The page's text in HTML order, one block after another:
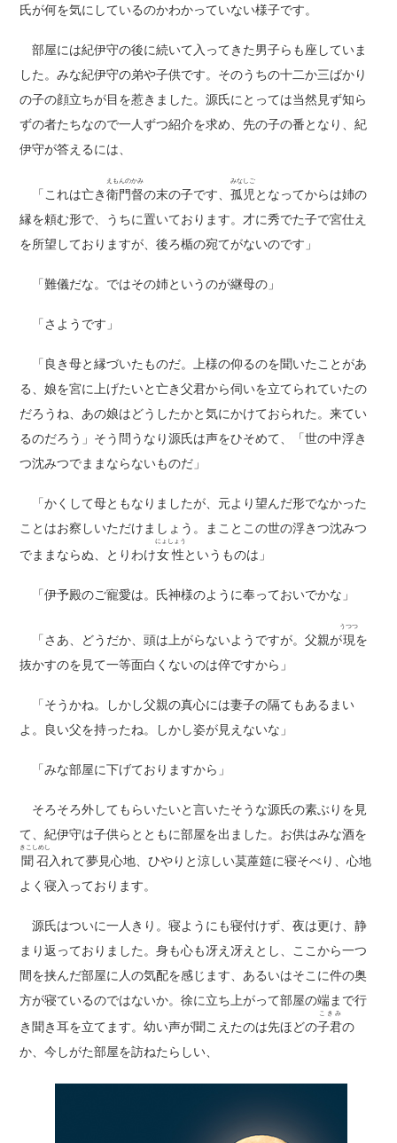
氏が何を気にしているのかわかっていない様子です。
部屋には紀伊守の後に続いて入ってきた男子らも座していま
した。みな紀伊守の弟や子供です。そのうちの十二か三ばかり
の子の顔立ちが目を惹きました。源氏にとっては当然見ず知ら
ずの者たちなので一人ずつ紹介を求め、先の子の番となり、紀
伊守が答えるには、
「これは亡き衛門督
えもんのかみ
の末の子です、孤児
みなしご
となってからは姉の
縁を頼む形で、うちに置いております。才に秀でた子で宮仕え
を所望しておりますが、後ろ楯の宛てがないのです」
「難儀だな。ではその姉というのが継母の」
「さようです」
「良き母と縁づいたものだ。上様の仰るのを聞いたことがあ
る、娘を宮に上げたいと亡き父君から伺いを立てられていたの
だろうね、あの娘はどうしたかと気にかけておられた。来てい
るのだろう」そう問うなり源氏は声をひそめて、「世の中浮き
つ沈みつでままならないものだ」
「かくして母ともなりましたが、元より望んだ形でなかった
ことはお察しいただけましょう。まことこの世の浮きつ沈みつ
でままならぬ、とりわけ女性
にょしょう
というものは」
「伊予殿のご寵愛は。氏神様のように奉っておいでかな」
「さあ、どうだか、頭は上がらないようですが。父親が現
うつつ
を
抜かすのを見て一等面白くないのは倅ですから」
「そうかね。しかし父親の真心には妻子の隔てもあるまい
よ。良い父を持ったね。しかし姿が見えないな」
「みな部屋に下げておりますから」
そろそろ外してもらいたいと言いたそうな源氏の素ぶりを見
て、紀伊守は子供らとともに部屋を出ました。お供はみな酒を
聞召
きこしめし
入れて夢見心地、ひやりと涼しい茣蓙筵に寝そべり、心地
よく寝入っております。
源氏はついに一人きり。寝ようにも寝付けず、夜は更け、静
まり返っておりました。身も心も冴え冴えとし、ここから一つ
間を挟んだ部屋に人の気配を感じます、あるいはそこに件の奥
方が寝ているのではないか。徐に立ち上がって部屋の端まで行
き聞き耳を立てます。幼い声が聞こえたのは先ほどの子君
こきみ
の
か、今しがた部屋を訪ねたらしい、